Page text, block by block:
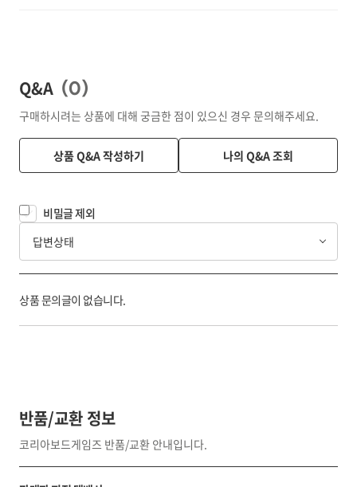
Q&A (0)
구매하시려는 상품에 대해 궁금한 점이 있으신 경우 문의해주세요.
상품 Q&A 작성하기 나의 Q&A 조회
비밀글 제외
답변상태
상품 문의글이 없습니다.
반품/교환 정보
코리아보드게임즈 반품/교환 안내입니다.